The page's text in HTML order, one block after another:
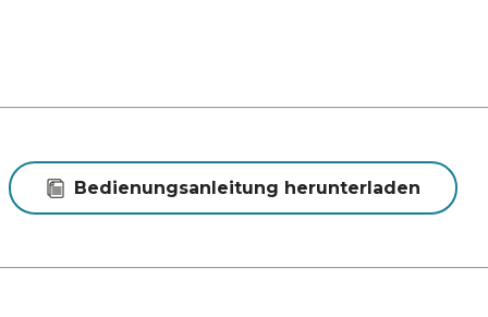
Bedienungsanleitung herunterladen